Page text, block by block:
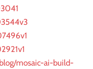
mosaic-ai-build-